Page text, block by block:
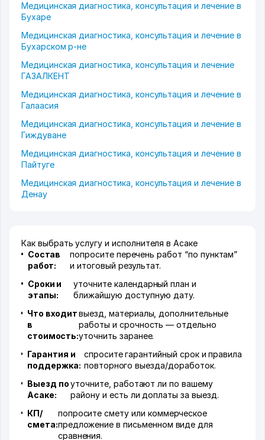
Медицинская диагностика, консультация и лечение в
Бухаре
Медицинская диагностика, консультация и лечение в
Бухарском р-не
Медицинская диагностика, консультация и лечение
ГАЗАЛКЕНТ
Медицинская диагностика, консультация и лечение в
Галаасия
Медицинская диагностика, консультация и лечение в
Гиждуване
Медицинская диагностика, консультация и лечение в
Пайтуге
Медицинская диагностика, консультация и лечение в
Денау
Как выбрать услугу и исполнителя в Асаке
Состав
работ:
попросите перечень работ “по пунктам”
и итоговый результат.
Сроки и
этапы:
уточните календарный план и
ближайшую доступную дату.
Что входит
в
стоимость:
выезд, материалы, дополнительные
работы и срочность — отдельно
уточнить заранее.
Гарантия и
поддержка:
спросите гарантийный срок и правила
повторного выезда/доработок.
Выезд по
Асаке:
уточните, работают ли по вашему
району и есть ли доплаты за выезд.
КП/
смета:
попросите смету или коммерческое
предложение в письменном виде для
сравнения.